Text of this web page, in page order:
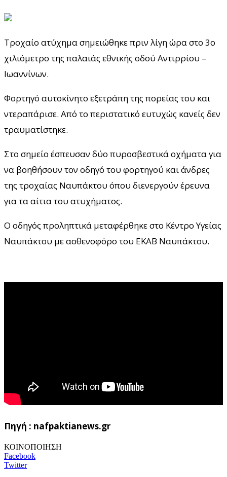
Τροχαίο ατύχημα σημειώθηκε πριν λίγη ώρα στο 3ο
χιλιόμετρο της παλαιάς εθνικής οδού Αντιρρίου –
Ιωαννίνων.
Φορτηγό αυτοκίνητο εξετράπη της πορείας του και
ντεραπάρισε. Aπό το περιστατικό ευτυχώς κανείς δεν
τραυματίστηκε.
Στο σημείο έσπευσαν δύο πυροσβεστικά οχήματα για
να βοηθήσουν τον οδηγό του φορτηγού και άνδρες
της τροχαίας Ναυπάκτου όπου διενεργούν έρευνα
για τα αίτια του ατυχήματος.
Ο οδηγός προληπτικά μεταφέρθηκε στο Κέντρο Υγείας
Ναυπάκτου με ασθενοφόρο του ΕΚΑΒ Ναυπάκτου.
Πηγή : nafpaktianews.gr
ΚΟΙΝΟΠΟΙΗΣΗ
Facebook
Twitter